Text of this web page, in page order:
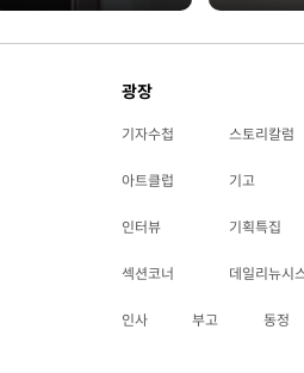
광장
기자수첩 스토리칼럼
아트클럽 기고
인터뷰 기획특집
섹션코너 데일리뉴시
인사 부고 동정